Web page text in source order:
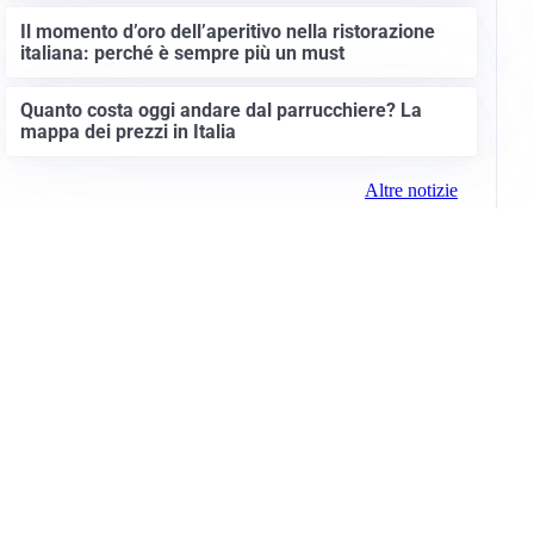
Il momento d’oro dell’aperitivo nella ristorazione
italiana: perché è sempre più un must
Quanto costa oggi andare dal parrucchiere? La
mappa dei prezzi in Italia
Altre notizie